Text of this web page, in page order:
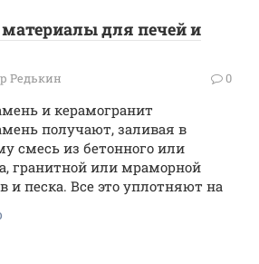
для печей и
Редькин 0
и керамогранит
получают, заливая в
смесь из бетонного или
гранитной или мраморной
и песка. Все это уплотняют на